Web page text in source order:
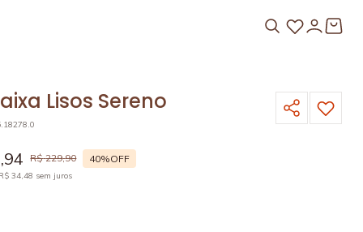
Lisos Sereno
,94 R$ 229,90 40%OFF
R$ 34,48 sem juros